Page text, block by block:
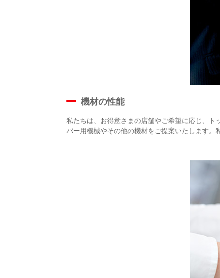
機材の性能
私たちは、お得意さまの店舗やご希望に応じ、
バー用機械やその他の機材をご提案いたします。